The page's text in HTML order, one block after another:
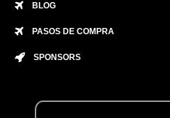
BLOG
PASOS DE COMPRA
SPONSORS